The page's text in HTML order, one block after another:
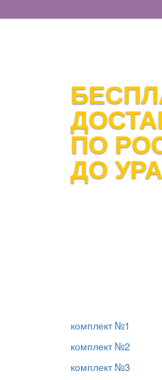
ПО
ДО
комплект №1
комплект №2
комплект №3